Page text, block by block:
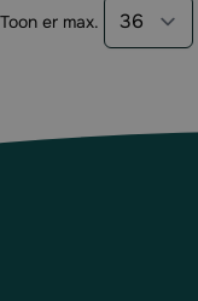
Toon er max.